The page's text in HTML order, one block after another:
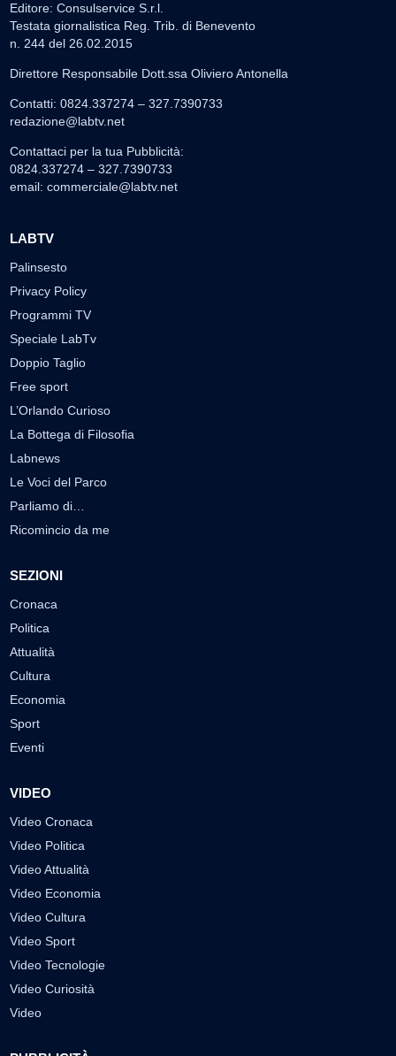
Editore: Consulservice S.r.l.
Testata giornalistica Reg. Trib. di Benevento
n. 244 del 26.02.2015
Direttore Responsabile Dott.ssa Oliviero Antonella
Contatti: 0824.337274 – 327.7390733
redazione@labtv.net
Contattaci per la tua Pubblicità:
0824.337274 – 327.7390733
email: commerciale@labtv.net
LABTV
Palinsesto
Privacy Policy
Programmi TV
Speciale LabTv
Doppio Taglio
Free sport
L’Orlando Curioso
La Bottega di Filosofia
Labnews
Le Voci del Parco
Parliamo di…
Ricomincio da me
SEZIONI
Cronaca
Politica
Attualità
Cultura
Economia
Sport
Eventi
VIDEO
Video Cronaca
Video Politica
Video Attualità
Video Economia
Video Cultura
Video Sport
Video Tecnologie
Video Curiosità
Video